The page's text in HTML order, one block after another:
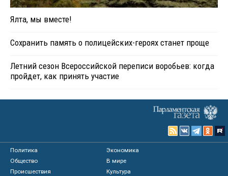
Ялта, мы вместе!
Сохранить память о полицейских-героях станет проще
Летний сезон Всероссийской переписи воробьев: когда
пройдет, как принять участие
Политика
Экономика
Общество
В мире
Происшествия
Культура